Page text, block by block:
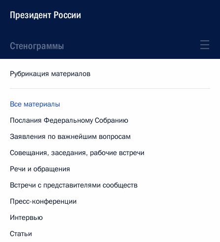
Президент России
Стенограммы
Рубрикация материалов
Все материалы
Послания Федеральному Собранию
Заявления по важнейшим вопросам
Совещания, заседания, рабочие встречи
Речи и обращения
Встречи с представителями сообществ
Пресс-конференции
Интервью
Статьи